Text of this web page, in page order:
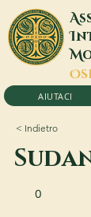
A
I
M
O
AIUTACI
< Indietro
0